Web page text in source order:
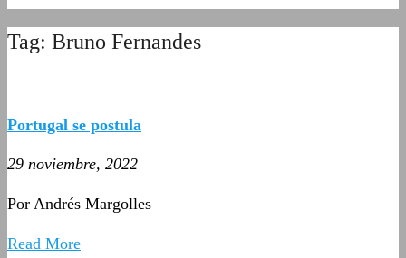
Tag: Bruno Fernandes
Portugal se postula
29 noviembre, 2022
Por Andrés Margolles
Read More